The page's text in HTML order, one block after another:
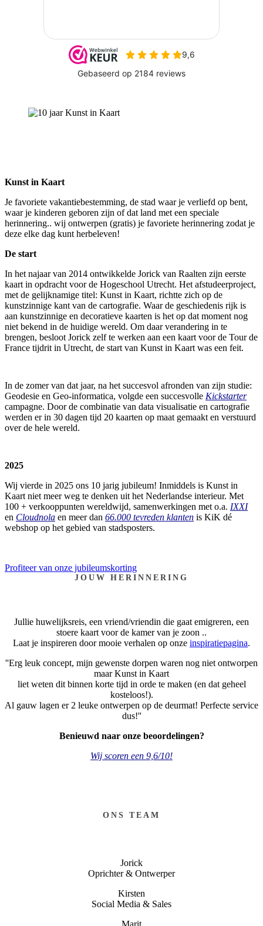
Kunst in Kaart
Je favoriete vakantiebestemming, de stad waar je verliefd op bent,
waar je kinderen geboren zijn of dat land met een speciale
herinnering.. wij ontwerpen (gratis) je favoriete herinnering zodat je
deze elke dag kunt herbeleven!
De start
In het najaar van 2014 ontwikkelde Jorick van Raalten zijn eerste
kaart in opdracht voor de Hogeschool Utrecht. Het afstudeerproject,
met de gelijknamige titel: Kunst in Kaart, richtte zich op de
kunstzinnige kant van de cartografie. Waar de geschiedenis rijk is
aan kunstzinnige en decoratieve kaarten is het op dat moment nog
niet bekend in de huidige wereld. Om daar verandering in te
brengen, besloot Jorick zelf te werken aan een kaart voor de Tour de
France tijdrit in Utrecht, de start van Kunst in Kaart was een feit.
In de zomer van dat jaar, na het succesvol afronden van zijn studie:
Geodesie en Geo-informatica, volgde een succesvolle Kickstarter
campagne. Door de combinatie van data visualisatie en cartografie
werden er in 30 dagen tijd 20 kaarten op maat gemaakt en verstuurd
over de hele wereld.
2025
Wij vierde in 2025 ons 10 jarig jubileum! Inmiddels is Kunst in
Kaart niet meer weg te denken uit het Nederlandse interieur. Met
100 + verkooppunten wereldwijd, samenwerkingen met o.a. IXXI
en Cloudnola en meer dan 66.000 tevreden klanten is KiK dé
webshop op het gebied van stadsposters.
Profiteer van onze jubileumskorting
JOUW HERINNERING
Jullie huwelijksreis, een vriend/vriendin die gaat emigreren, een
stoere kaart voor de kamer van je zoon ..
Laat je inspireren door mooie verhalen op onze inspiratiepagina.
''Erg leuk concept, mijn gewenste dorpen waren nog niet ontworpen
maar Kunst in Kaart
liet weten dit binnen korte tijd in orde te maken (en dat geheel
kosteloos!).
Al gauw lagen er 2 leuke ontwerpen op de deurmat! Perfecte service
dus!''
Benieuwd naar onze beoordelingen?
Wij scoren een 9,6/10!
ONS TEAM
Jorick
Oprichter & Ontwerper
Kirsten
Social Media & Sales
Marit